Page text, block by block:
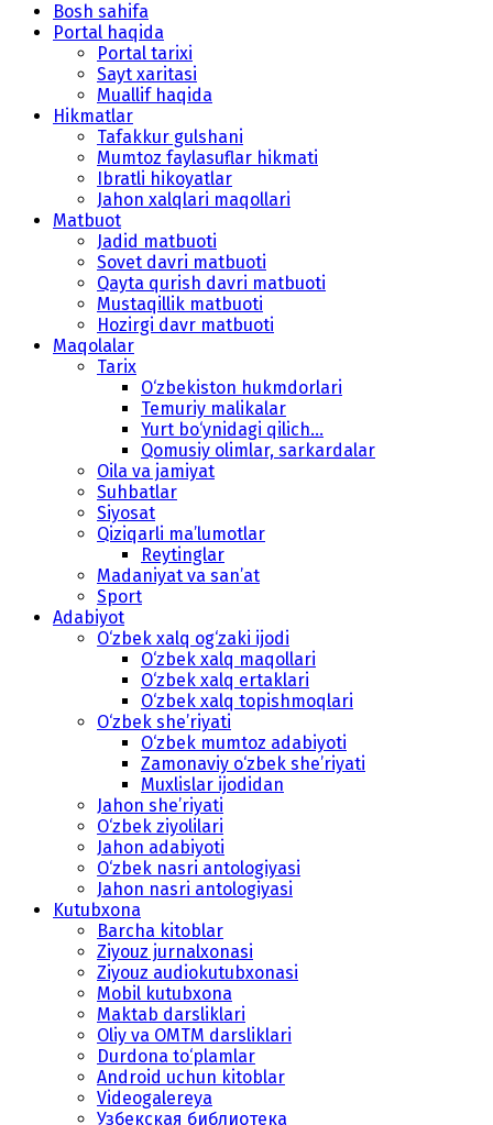
Bosh sahifa
Portal haqida
Portal tarixi
Sayt xaritasi
Muallif haqida
Hikmatlar
Tafakkur gulshani
Mumtoz faylasuflar hikmati
Ibratli hikoyatlar
Jahon xalqlari maqollari
Matbuot
Jadid matbuoti
Sovet davri matbuoti
Qayta qurish davri matbuoti
Mustaqillik matbuoti
Hozirgi davr matbuoti
Maqolalar
Tarix
O‘zbekiston hukmdorlari
Temuriy malikalar
Yurt bo‘ynidagi qilich...
Qomusiy olimlar, sarkardalar
Oila va jamiyat
Suhbatlar
Siyosat
Qiziqarli ma’lumotlar
Reytinglar
Madaniyat va san’at
Sport
Adabiyot
O‘zbek xalq og‘zaki ijodi
O‘zbek xalq maqollari
O‘zbek xalq ertaklari
O‘zbek xalq topishmoqlari
O‘zbek she’riyati
O‘zbek mumtoz adabiyoti
Zamonaviy o‘zbek she’riyati
Muxlislar ijodidan
Jahon she’riyati
O‘zbek ziyolilari
Jahon adabiyoti
O‘zbek nasri antologiyasi
Jahon nasri antologiyasi
Kutubxona
Barcha kitoblar
Ziyouz jurnalxonasi
Ziyouz audiokutubxonasi
Mobil kutubxona
Maktab darsliklari
Oliy va OMTM darsliklari
Durdona to‘plamlar
Android uchun kitoblar
Videogalereya
Узбекская библиотека